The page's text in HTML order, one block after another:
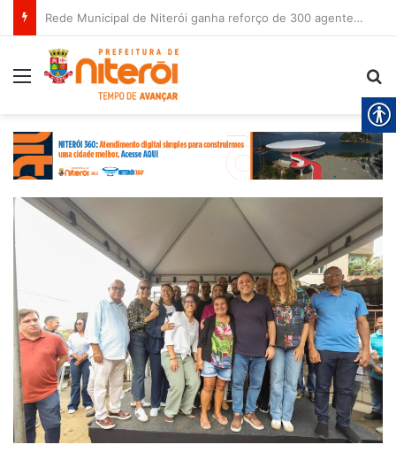
Rede Municipal de Niterói ganha reforço de 300 agentes de apoio escolar
Menu